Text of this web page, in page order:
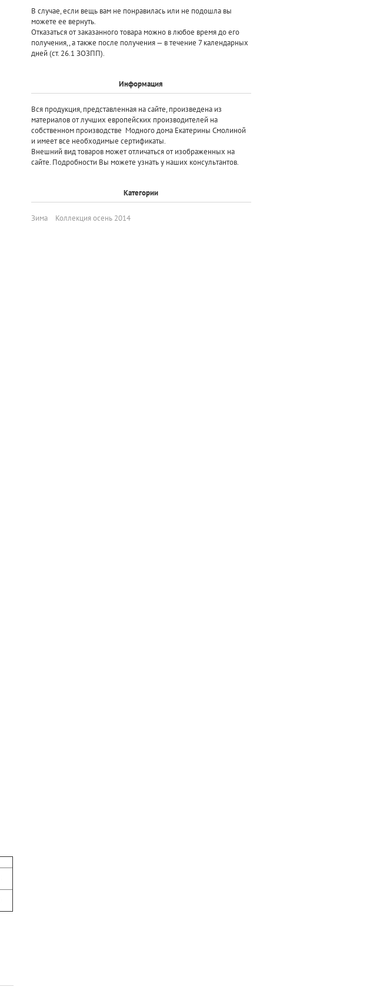
В случае, если вещь вам не понравилась или не подошла вы
можете ее вернуть.
Отказаться от заказанного товара можно в любое время до его
получения,, а также после получения — в течение 7 календарных
дней (ст. 26.1 ЗОЗПП).
Информация
Вся продукция, представленная на сайте, произведена из
материалов от лучших европейских производителей на
собственном производстве Модного дома Екатерины Смолиной
и имеет все необходимые сертификаты.
Внешний вид товаров может отличаться от изображенных на
сайте. Подробности Вы можете узнать у наших консультантов.
Категории
Зима Коллекция осень 2014